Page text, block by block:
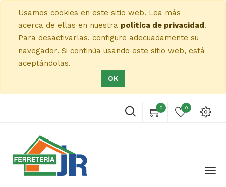
Usamos cookies en este sitio web. Lea más
acerca de ellas en nuestra política de privacidad.
Para desactivarlas, configure adecuadamente su
navegador. Si continúa usando este sitio web, está
aceptándolas.
OK
0 0